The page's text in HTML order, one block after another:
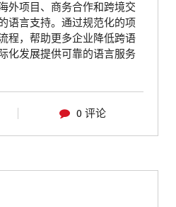
外项目、商务合作和跨境交
语言支持。通过规范化的项
程，帮助更多企业降低跨语
化发展提供可靠的语言服务
0 评论